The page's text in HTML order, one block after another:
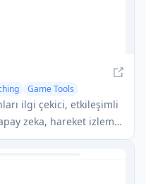
Game Tools
ilgi çekici, etkileşimli
zeka, hareket izleme
yenilikçi bir